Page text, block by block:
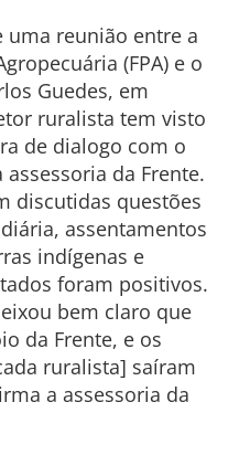
uma reunião entre a
(FPA) e o
Guedes, em
ruralista tem visto
de dialogo com o
da Frente.
discutidas questões
assentamentos
indígenas e
foram positivos.
bem claro que
da Frente, e os
ruralista] saíram
a assessoria da